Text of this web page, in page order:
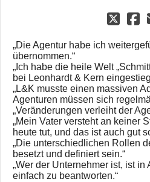
„Die Agentur habe ich
übernommen.“
„Ich habe die heile Welt
bei Leonhardt & Kern
„L&K musste einen massiven
Agenturen müssen sich
„Veränderungen verleiht der
„Mein Vater versteht an keiner
heute tut, und das ist auch gut
„Die unterschiedlichen Rollen
besetzt und definiert sein.“
„Wer der Unternehmer ist, ist in
einfach zu beantworten.“